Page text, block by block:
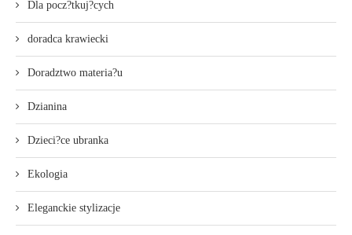
Dla pocz?tkuj?cych
doradca krawiecki
Doradztwo materia?u
Dzianina
Dzieci?ce ubranka
Ekologia
Eleganckie stylizacje